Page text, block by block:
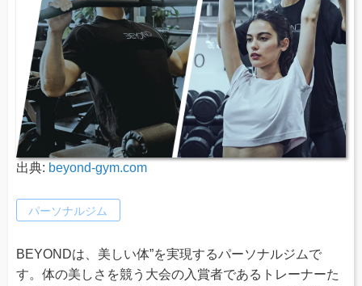
出典: beyond-gym.com
パーソナルジム
BEYONDは、美しい体”を実現するパーソナルジムで
す。体の美しさを競う大会の入賞者であるトレーナーた